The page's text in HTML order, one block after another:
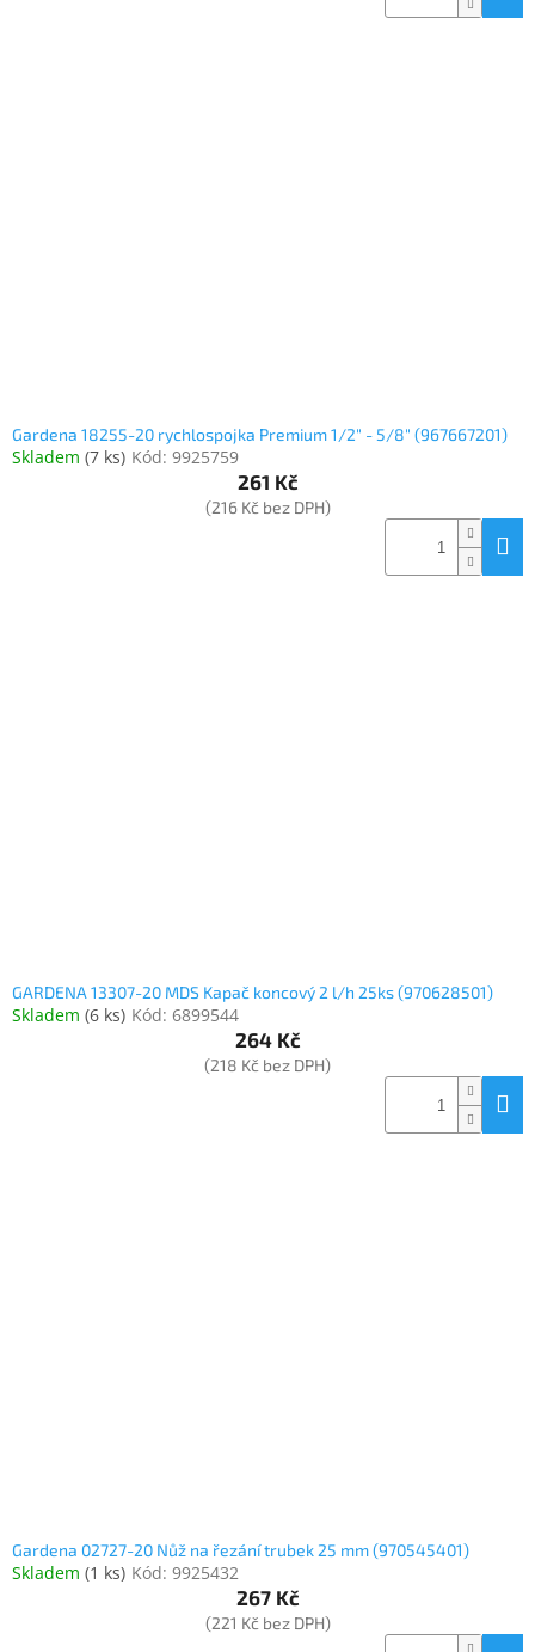
Gardena 18255-20 rychlospojka Premium 1/2" - 5/8" (967667201)
Skladem (7 ks) Kód: 9925759
261 Kč
(216 Kč bez DPH)
GARDENA 13307-20 MDS Kapač koncový 2 l/h 25ks (970628501)
Skladem (6 ks) Kód: 6899544
264 Kč
(218 Kč bez DPH)
Gardena 02727-20 Nůž na řezání trubek 25 mm (970545401)
Skladem (1 ks) Kód: 9925432
267 Kč
(221 Kč bez DPH)